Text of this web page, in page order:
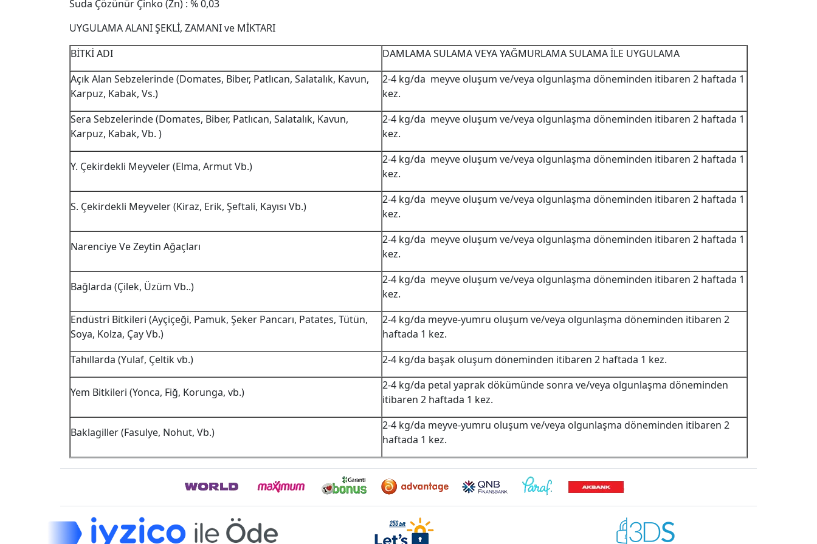
Suda Çözünür Çinko (Zn) : % 0,03
UYGULAMA ALANI ŞEKLİ, ZAMANI ve MİKTARI
BİTKİ ADI
DAMLAMA SULAMA VEYA YAĞMURLAMA SULAMA İLE UYGULAMA
Açık Alan Sebzelerinde (Domates, Biber, Patlıcan, Salatalık, Kavun,
Karpuz, Kabak, Vs.)
2-4 kg/da meyve oluşum ve/veya olgunlaşma döneminden itibaren 2 haftada 1
kez.
Sera Sebzelerinde (Domates, Biber, Patlıcan, Salatalık, Kavun,
Karpuz, Kabak, Vb. )
2-4 kg/da meyve oluşum ve/veya olgunlaşma döneminden itibaren 2 haftada 1
kez.
Y. Çekirdekli Meyveler (Elma, Armut Vb.)
2-4 kg/da meyve oluşum ve/veya olgunlaşma döneminden itibaren 2 haftada 1
kez.
S. Çekirdekli Meyveler (Kiraz, Erik, Şeftali, Kayısı Vb.)
2-4 kg/da meyve oluşum ve/veya olgunlaşma döneminden itibaren 2 haftada 1
kez.
Narenciye Ve Zeytin Ağaçları
2-4 kg/da meyve oluşum ve/veya olgunlaşma döneminden itibaren 2 haftada 1
kez.
Bağlarda (Çilek, Üzüm Vb..)
2-4 kg/da meyve oluşum ve/veya olgunlaşma döneminden itibaren 2 haftada 1
kez.
Endüstri Bitkileri (Ayçiçeği, Pamuk, Şeker Pancarı, Patates, Tütün,
Soya, Kolza, Çay Vb.)
2-4 kg/da meyve-yumru oluşum ve/veya olgunlaşma döneminden itibaren 2
haftada 1 kez.
Tahıllarda (Yulaf, Çeltik vb.)
2-4 kg/da başak oluşum döneminden itibaren 2 haftada 1 kez.
Yem Bitkileri (Yonca, Fiğ, Korunga, vb.)
2-4 kg/da petal yaprak dökümünde sonra ve/veya olgunlaşma döneminden
itibaren 2 haftada 1 kez.
Baklagiller (Fasulye, Nohut, Vb.)
2-4 kg/da meyve-yumru oluşum ve/veya olgunlaşma döneminden itibaren 2
haftada 1 kez.